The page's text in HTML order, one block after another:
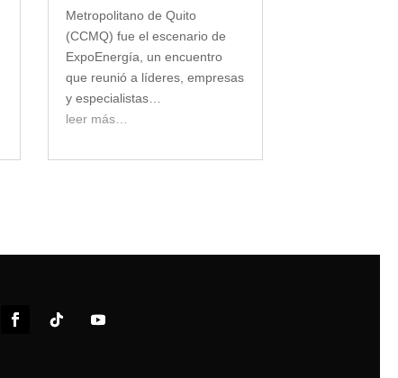
Metropolitano de Quito
(CCMQ) fue el escenario de
ExpoEnergía, un encuentro
que reunió a líderes, empresas
y especialistas…
leer más…